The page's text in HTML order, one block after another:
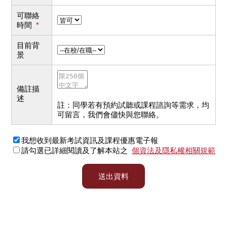
可聯絡
時間 *
目前背
景
備註描
述
註：同學若有預約試聽或課程諮詢等需求，均
可留言，我們會儘快與您聯絡。
我想收到最新考試資訊及課程優惠電子報
請勾選已詳細閱讀及了解本站之 個資法及隱私權相關規範
送出資料